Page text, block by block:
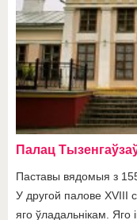
Палац
Паставы вядомыя з
У другой палове XVIII
яго ўладальнікам. Яго